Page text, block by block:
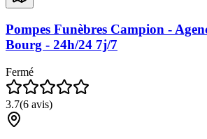
Pompes Funèbres Campion -
Bourg - 24h/24 7j/7
Fermé
3.7(6 avis)